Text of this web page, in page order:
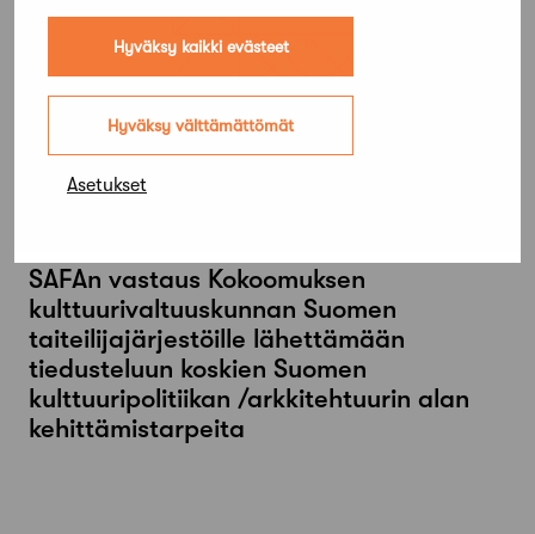
Hyväksy kaikki evästeet
Hyväksy välttämättömät
Asetukset
SAFAn vastaus Kokoomuksen
kulttuurivaltuuskunnan Suomen
taiteilijajärjestöille lähettämään
tiedusteluun koskien Suomen
kulttuuripolitiikan /arkkitehtuurin alan
kehittämistarpeita